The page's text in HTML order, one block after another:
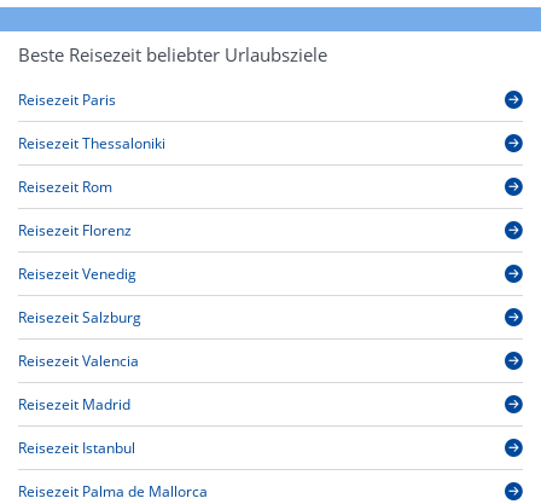
Beste Reisezeit beliebter Urlaubsziele
Reisezeit Paris
Reisezeit Thessaloniki
Reisezeit Rom
Reisezeit Florenz
Reisezeit Venedig
Reisezeit Salzburg
Reisezeit Valencia
Reisezeit Madrid
Reisezeit Istanbul
Reisezeit Palma de Mallorca